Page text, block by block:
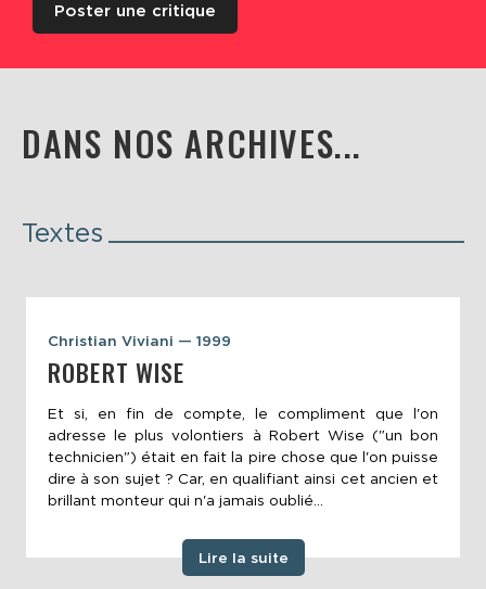
Poster une critique
DANS NOS ARCHIVES...
Textes
Christian Viviani — 1999
ROBERT WISE
Et si, en fin de compte, le compliment que l'on
adresse le plus volontiers à Robert Wise ("un bon
technicien") était en fait la pire chose que l'on puisse
dire à son sujet ? Car, en qualifiant ainsi cet ancien et
brillant monteur qui n'a jamais oublié...
Lire la suite